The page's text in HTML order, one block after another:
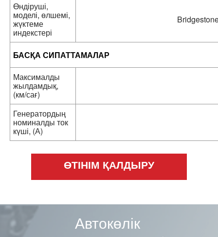
Өндіруші,
моделі, өлшемі,
жүктеме
индекстері
БАСҚА СИПАТТАМАЛАР
Максималды
жылдамдық,
(км/сағ)
Генератордың
номиналды ток
күші, (А)
ӨТІНІМ ҚАЛДЫРУ
Автокөлік